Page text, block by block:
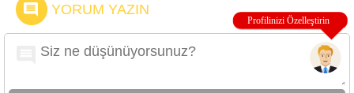
YORUM YAZIN